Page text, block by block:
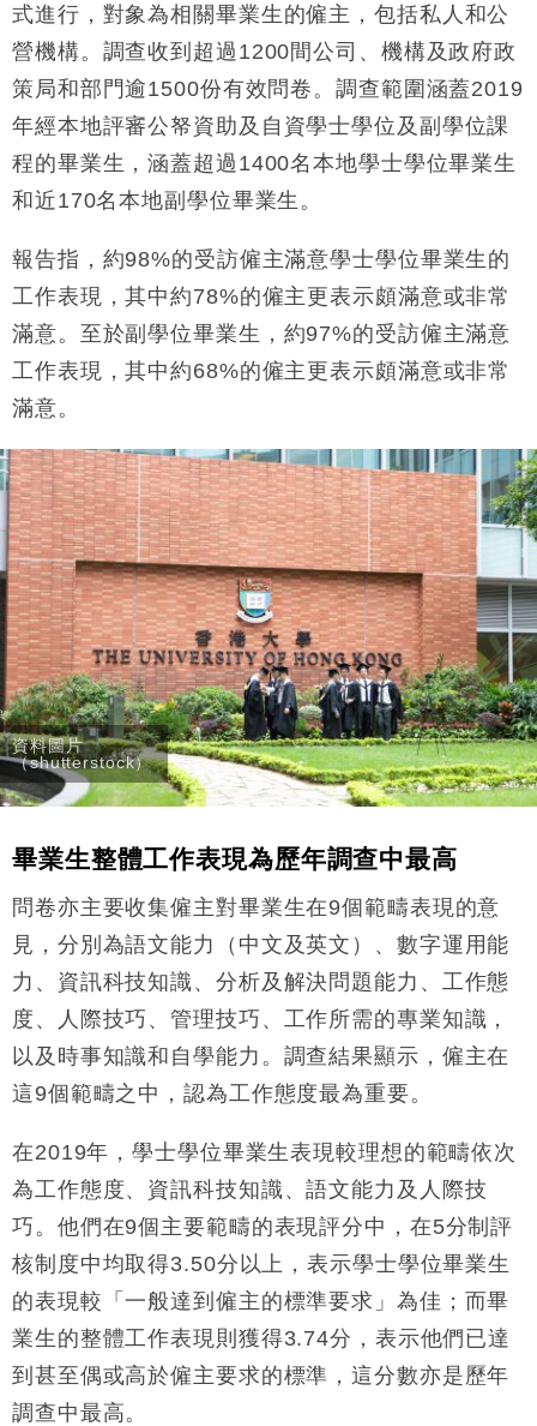
式進行，對象為相關畢業生的僱主，包括私人和公
營機構。調查收到超過1200間公司、機構及政府政
策局和部門逾1500份有效問卷。調查範圍涵蓋2019
年經本地評審公帑資助及自資學士學位及副學位課
程的畢業生，涵蓋超過1400名本地學士學位畢業生
和近170名本地副學位畢業生。
報告指，約98%的受訪僱主滿意學士學位畢業生的
工作表現，其中約78%的僱主更表示頗滿意或非常
滿意。至於副學位畢業生，約97%的受訪僱主滿意
工作表現，其中約68%的僱主更表示頗滿意或非常
滿意。
資料圖片
（shutterstock）
畢業生整體工作表現為歷年調查中最高
問卷亦主要收集僱主對畢業生在9個範疇表現的意
見，分別為語文能力（中文及英文）、數字運用能
力、資訊科技知識、分析及解決問題能力、工作態
度、人際技巧、管理技巧、工作所需的專業知識，
以及時事知識和自學能力。調查結果顯示，僱主在
這9個範疇之中，認為工作態度最為重要。
在2019年，學士學位畢業生表現較理想的範疇依次
為工作態度、資訊科技知識、語文能力及人際技
巧。他們在9個主要範疇的表現評分中，在5分制評
核制度中均取得3.50分以上，表示學士學位畢業生
的表現較「一般達到僱主的標準要求」為佳；而畢
業生的整體工作表現則獲得3.74分，表示他們已達
到甚至偶或高於僱主要求的標準，這分數亦是歷年
調查中最高。